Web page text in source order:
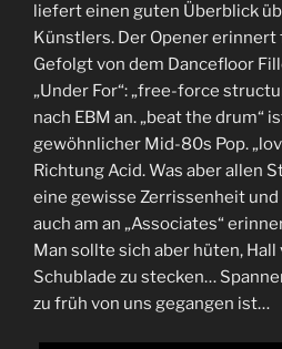
liefert einen guten Überblick
Künstlers. Der Opener erinnert
Gefolgt von dem Dancefloor
„Under For“: „free-force
nach EBM an. „beat the drum“
gewöhnlicher Mid-80s Pop.
Richtung Acid. Was aber allen
eine gewisse Zerrissenheit und
auch am an „Associates“
Man sollte sich aber hüten,
Schublade zu stecken…
zu früh von uns gegangen ist…